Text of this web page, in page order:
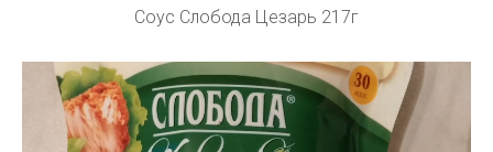
Соус Слобода Цезарь 217г